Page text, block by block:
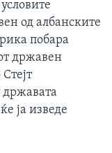
од албанските
побара
државен
државата
ја изведе